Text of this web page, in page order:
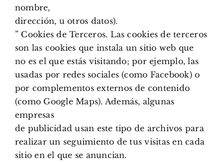
nombre,
dirección, u otros datos).
” Cookies de Terceros. Las cookies de terceros
son las cookies que instala un sitio web que
no es el que estás visitando; por ejemplo, las
usadas por redes sociales (como Facebook) o
por complementos externos de contenido
(como Google Maps). Además, algunas
empresas
de publicidad usan este tipo de archivos para
realizar un seguimiento de tus visitas en cada
sitio en el que se anuncian.